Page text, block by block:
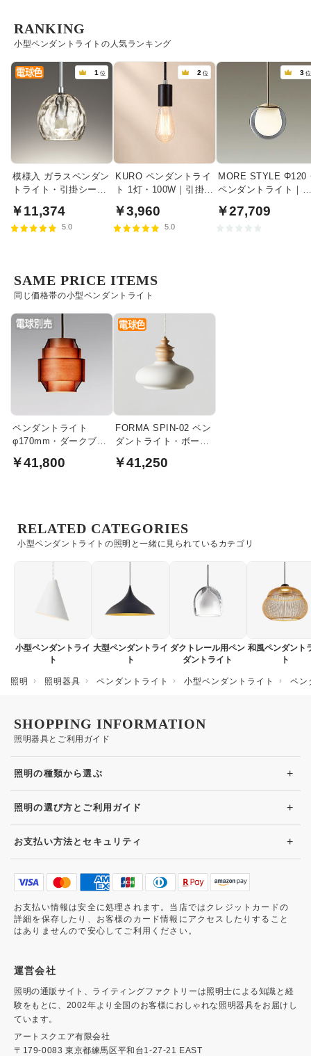
小型ペンダントライトの人気ランキング
RANKING
1 位
模様入 ガラスペンダン
トライト・引掛シーリ
￥11,374
5.0
2 位
KURO ペンダントライ
ト 1灯・100W｜引掛シ
￥3,960
5.0
3 位
MORE STYLE Φ120
ペンダントライト｜
￥27,709
同じ価格帯の小型ペンダントライト
SAME PRICE ITEMS
ペンダントライト
φ170mm・ダークブラ
JAKOBSSON LAMP
￥41,800
FORMA SPIN-02 ペン
ダントライト・ボーン
￥41,250
小型ペンダントライトの照明と一緒に見られているカテゴリ
RELATED CATEGORIES
小型ペンダントライ
ト
大型ペンダントライ
ト
ダクトレール用ペン
ダントライト
和風ペンダント
ト
照明 照明器具 ペンダントライト 小型ペンダントライト ペン
照明器具とご利用ガイド
SHOPPING INFORMATION
照明の種類から選ぶ +
照明の選び方とご利用ガイド +
お支払い方法とセキュリティ +
お支払い情報は安全に処理されます。当店ではクレジットカードの
詳細を保存したり、お客様のカード情報にアクセスしたりすること
はありませんので安心してご利用ください。
運営会社
照明の通販サイト、ライティングファクトリーは照明士による知識と経
験をもとに、2002年より全国のお客様におしゃれな照明器具をお届けし
ています。
アートスクエア有限会社
〒179-0083 東京都練馬区平和台1-27-21 EAST